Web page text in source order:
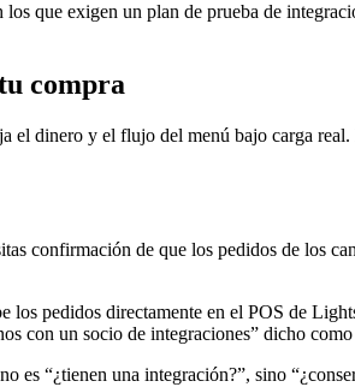
que exigen un plan de prueba de
compra
el dinero y el flujo del menú bajo carga
confirmación de que los pedidos de los
pedidos directamente en el POS de
con un socio de integraciones” dicho
es “¿tienen una integración?”, sino